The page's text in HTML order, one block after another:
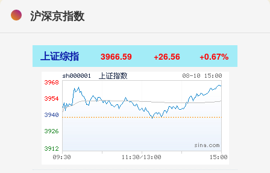
沪深京指数
上证综指 3966.59 +26.56 +0.67%